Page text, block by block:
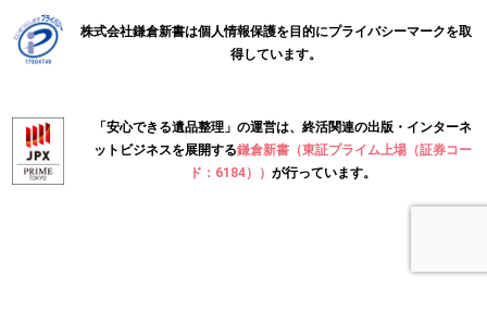
株式会社鎌倉新書は個人情報保護を目的にプライバシーマークを取
得しています。
「安心できる遺品整理」の運営は、終活関連の出版・インターネ
ットビジネスを展開する鎌倉新書（東証プライム上場（証券コー
ド：6184）） が行っています。